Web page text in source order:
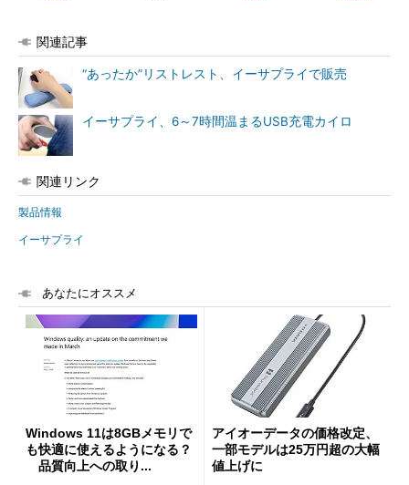
関連記事
“あったか”リストレスト、イーサプライで販売
イーサプライ、6～7時間温まるUSB充電カイロ
関連リンク
製品情報
イーサプライ
あなたにオススメ
Windows 11は8GBメモリで
も快適に使えるようになる？
品質向上への取り...
アイオーデータの価格改定、
一部モデルは25万円超の大幅
値上げに